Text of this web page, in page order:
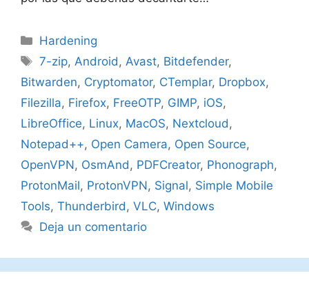
Categorías
Hardening
Etiquetas
7-zip,Android,Avast, Bitdefender,
Bitwarden, Cryptomator, CTemplar, Dropbox,
Filezilla, Firefox, FreeOTP, GIMP, iOS,
LibreOffice, Linux, MacOS, Nextcloud,
Notepad++, Open Camera, Open Source,
OpenVPN, OsmAnd, PDFCreator, Phonograph,
ProtonMail, ProtonVPN, Signal, Simple Mobile
Tools, Thunderbird, VLC, Windows
Deja un comentario